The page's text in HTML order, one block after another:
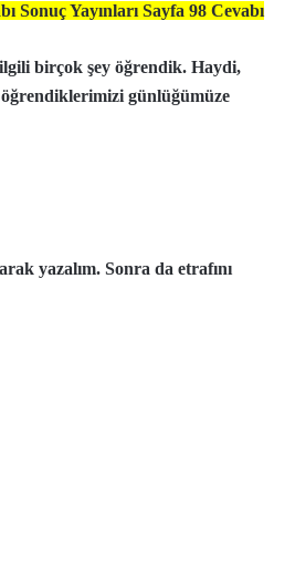
Sonuç Yayınları Sayfa 98 Cevabı
birçok şey öğrendik. Haydi,
öğrendiklerimizi günlüğümüze
yazalım. Sonra da etrafını